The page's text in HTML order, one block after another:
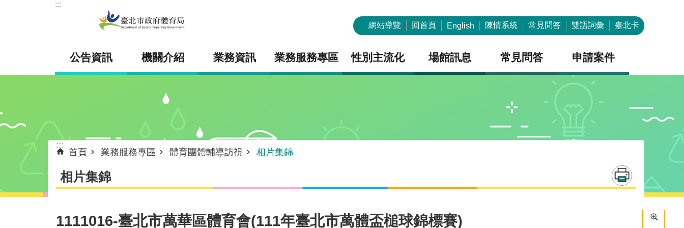
跳到主要內容區塊
:::
網站導覽 回首頁 English 陳情系統 常見問答 雙語詞彙 臺北卡
公告資訊 機關介紹 業務資訊 業務服務專區 性別主流化 場館訊息 常見問答 申請案件
:::
首頁 業務服務專區 體育團體輔導訪視 相片集錦
相片集錦
1111016-臺北市萬華區體育會(111年臺北市萬體盃槌球錦標賽)